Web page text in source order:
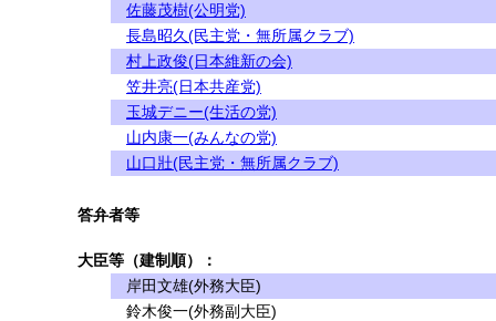
佐藤茂樹(公明党)
長島昭久(民主党・無所属クラブ)
村上政俊(日本維新の会)
笠井亮(日本共産党)
玉城デニー(生活の党)
山内康一(みんなの党)
山口壯(民主党・無所属クラブ)
答弁者等
大臣等（建制順）：
岸田文雄(外務大臣)
鈴木俊一(外務副大臣)